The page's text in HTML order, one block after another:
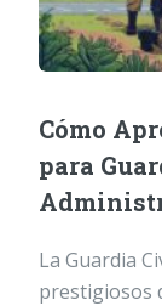
Cómo
para
La Guardia
prestigiosos